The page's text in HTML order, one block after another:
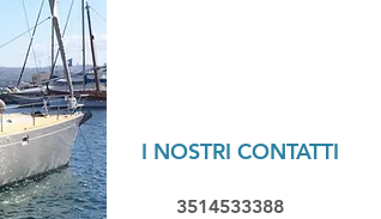
I NOSTRI CONTATTI
3514533388